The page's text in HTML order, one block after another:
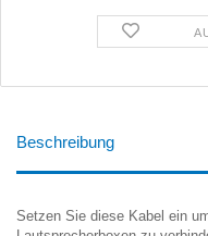
Beschreibung
Setzen Sie diese Kabel ein